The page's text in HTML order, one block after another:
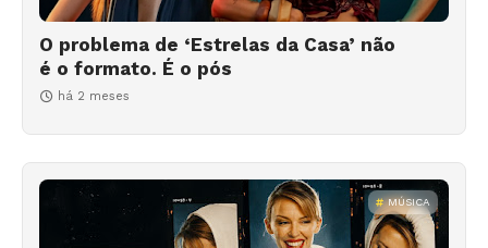
O problema de ‘Estrelas da Casa’ não
é o formato. É o pós
há 2 meses
MÚSICA